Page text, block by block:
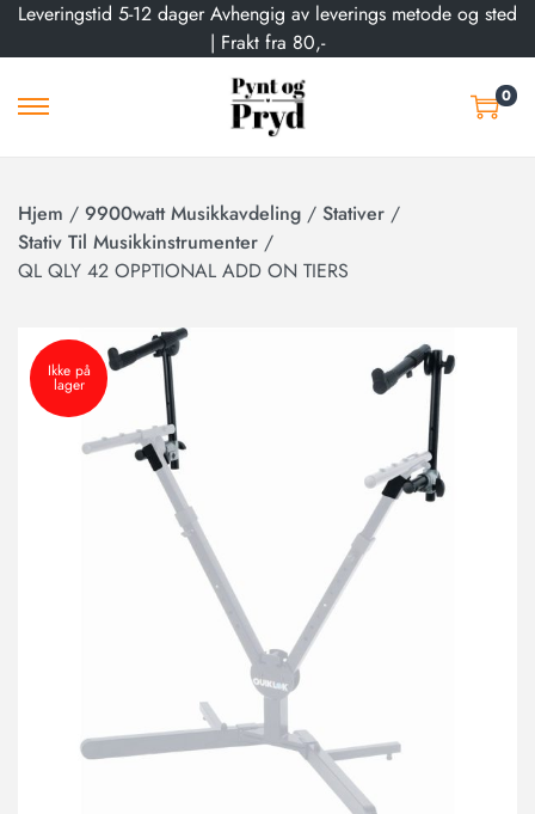
Leveringstid 5-12 dager Avhengig av leverings metode og sted
| Frakt fra 80,-
0
Hjem / 9900watt Musikkavdeling / Stativer /
Stativ Til Musikkinstrumenter /
QL QLY 42 OPPTIONAL ADD ON TIERS
Ikke på
lager